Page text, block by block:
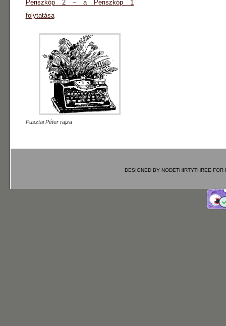
Periszkóp 2 – a Periszkóp 1
folytatása
Pusztai Péter rajza
DESIGNED BY NODETHIRTYTHREE FOR